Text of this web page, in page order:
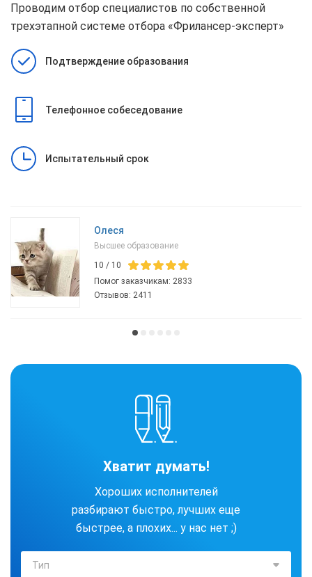
Проводим отбор специалистов по собственной
трехэтапной системе отбора «Фрилансер-эксперт»
Подтверждение образования
Телефонное собеседование
Испытательный срок
Олеся
Высшее образование
10 / 10
Помог заказчикам: 2833
Отзывов: 2411
Хватит думать!
Хороших исполнителей
разбирают быстро, лучших еще
быстрее, а плохих... у нас нет ;)
Тип